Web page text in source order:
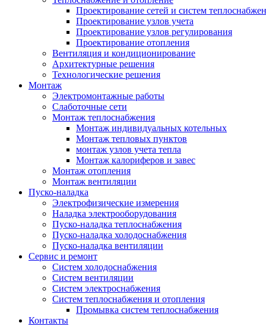
Проектирование сетей и систем
Проектирование узлов учета
Проектирование узлов регулирования
Проектирование отопления
Вентиляция и кондиционирование
Архитектурные решения
Технологические решения
Монтаж
Электромонтажные работы
Слаботочные сети
Монтаж теплоснабжения
Монтаж индивидуальных котельных
Монтаж тепловых пунктов
монтаж узлов учета тепла
Монтаж калориферов и завес
Монтаж отопления
Монтаж вентиляции
Пуско-наладка
Электрофизические измерения
Наладка электрооборудования
Пуско-наладка теплоснабжения
Пуско-наладка холодоснабжения
Пуско-наладка вентиляции
Сервис и ремонт
Систем холодоснабжения
Систем вентиляции
Систем электроснабжения
Систем теплоснабжения и отопления
Промывка систем теплоснабжения
Контакты